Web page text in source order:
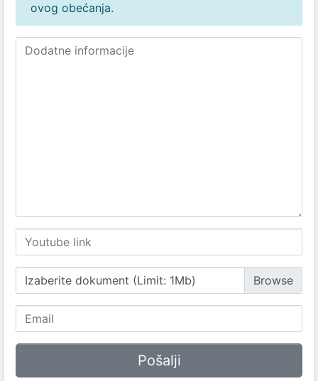
ovog obećanja.
Izaberite dokument (Limit: 1Mb)